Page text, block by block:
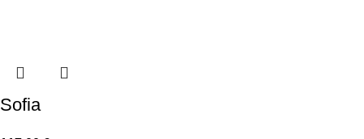
Sofia